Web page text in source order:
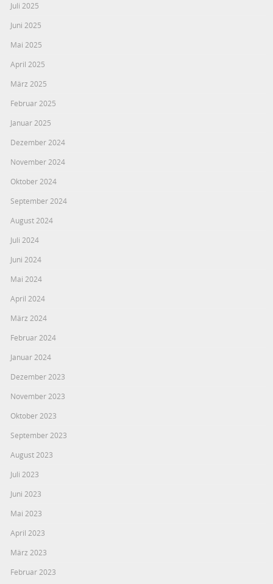
Juli 2025
Juni 2025
Mai 2025
April 2025
März 2025
Februar 2025
Januar 2025
Dezember 2024
November 2024
Oktober 2024
September 2024
August 2024
Juli 2024
Juni 2024
Mai 2024
April 2024
März 2024
Februar 2024
Januar 2024
Dezember 2023
November 2023
Oktober 2023
September 2023
August 2023
Juli 2023
Juni 2023
Mai 2023
April 2023
März 2023
Februar 2023